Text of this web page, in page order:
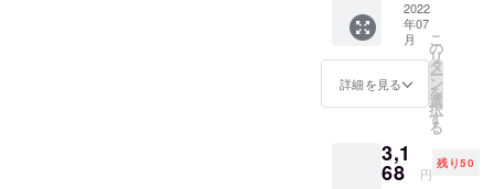
動をご支援
の程何卒宜
しくお願い
申し上げま
す。
込） 50
名様限
定！
2022
年07
月
詳細を見る
こ
の
リ
タ
ー
ン
を
選
択
す
る
3,1
68 円
残り50